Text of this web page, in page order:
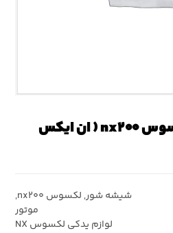
موتور شیشه شور لکسوس nx۲۰۰ ( ان ایکس
شیشه شور, لکسوس nx۲۰۰
,
موتور
لوازم یدکی لکسوس NX